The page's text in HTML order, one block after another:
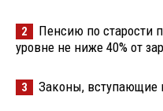
2
Пенсию по старости
уровне не ниже 40% от
3 Законы, вступающие